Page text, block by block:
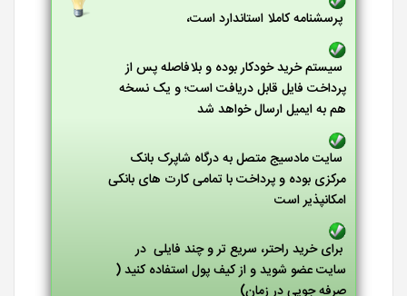
پرسشنامه کاملا استاندارد است،
سیستم خرید خودکار بوده و بلافاصله پس از
پرداخت فایل قابل دریافت است؛ و یک نسخه
هم به ایمیل ارسال خواهد شد
سایت مادسیج متصل به درگاه شاپرک بانک
مرکزی بوده و پرداخت با تمامی کارت های بانکی
امکانپذیر است
برای خرید راحتر، سریع تر و چند فایلی در
سایت عضو شوید و از کیف پول استفاده کنید (
صرفه جویی در زمان)